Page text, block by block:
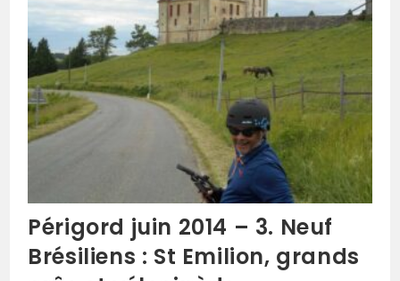
Périgord juin 2014 – 3. Neuf
Brésiliens : St Emilion, grands